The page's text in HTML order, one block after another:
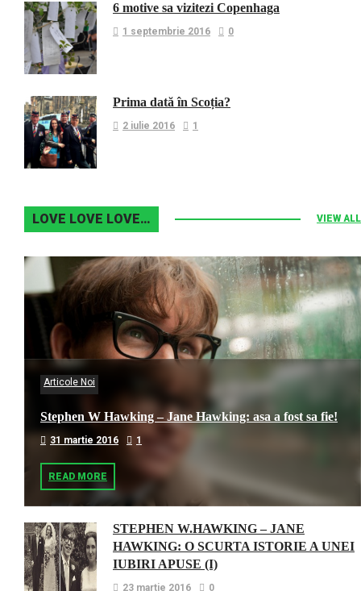
6 motive sa vizitezi Copenhaga
1 septembrie 2016 0
Prima dată în Scoția?
2 iulie 2016 1
LOVE LOVE LOVE… VIEW ALL
Articole Noi
Stephen W Hawking – Jane Hawking: asa a fost sa fie!
31 martie 2016 1
READ MORE
STEPHEN W.HAWKING – JANE
HAWKING: O SCURTA ISTORIE A UNEI
IUBIRI APUSE (I)
23 martie 2016 0